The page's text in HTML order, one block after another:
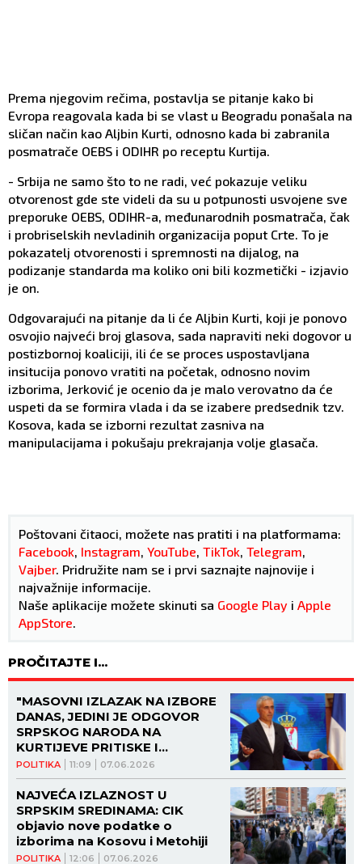
Prema njegovim rečima, postavlja se pitanje kako bi
Evropa reagovala kada bi se vlast u Beogradu ponašala na
sličan način kao Aljbin Kurti, odnosno kada bi zabranila
posmatrače OEBS i ODIHR po receptu Kurtija.
- Srbija ne samo što to ne radi, već pokazuje veliku
otvorenost gde ste videli da su u potpunosti usvojene sve
preporuke OEBS, ODIHR-a, međunarodnih posmatrača, čak
i probriselskih nevladinih organizacija poput Crte. To je
pokazatelj otvorenosti i spremnosti na dijalog, na
podizanje standarda ma koliko oni bili kozmetički - izjavio
je on.
Odgovarajući na pitanje da li će Aljbin Kurti, koji je ponovo
osvojio najveći broj glasova, sada napraviti neki dogovor u
postizbornoj koaliciji, ili će se proces uspostavljana
insitucija ponovo vratiti na početak, odnosno novim
izborima, Jerković je ocenio da je malo verovatno da će
uspeti da se formira vlada i da se izabere predsednik tzv.
Kosova, kada se izborni rezultat zasniva na
manipulacijama i pokušaju prekrajanja volje glasača.
Poštovani čitaoci, možete nas pratiti i na platformama:
Facebook Instagram YouTube TikTok Telegram
Vajber. Pridružite nam se i prvi saznajte najnovije i
najvažnije informacije.
Naše aplikacije možete skinuti sa Google Play i Apple
AppStore
PROČITAJTE I...
POLITIKA 11:09 07.06.2026
"MASOVNI IZLAZAK NA IZBORE
DANAS, JEDINI JE ODGOVOR
SRPSKOG NARODA NA
KURTIJEVE PRITISKE I
MALVERZACIJE": Oglasio se
Odbor za kontrolu i
opservaciju
POLITIKA 12:06 07.06.2026
NAJVEĆA IZLAZNOST U
SRPSKIM SREDINAMA: CIK
objavio nove podatke o
izborima na Kosovu i Metohiji